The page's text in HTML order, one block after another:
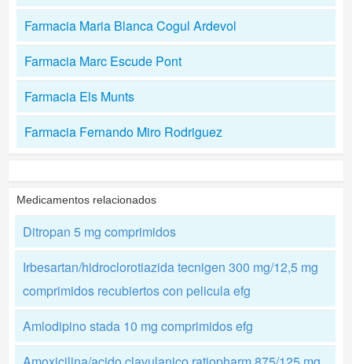
Farmacia Maria Blanca Cogul Ardevol
Farmacia Marc Escude Pont
Farmacia Els Munts
Farmacia Fernando Miro Rodriguez
Medicamentos relacionados
Ditropan 5 mg comprimidos
Irbesartan/hidroclorotiazida tecnigen 300 mg/12,5 mg
comprimidos recubiertos con pelicula efg
Amlodipino stada 10 mg comprimidos efg